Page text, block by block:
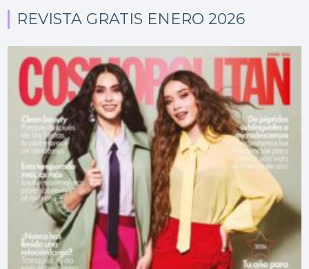
REVISTA GRATIS ENERO 2026